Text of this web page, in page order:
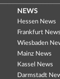
NEWS
Hessen News
Frankfurt News
Wiesbaden
Mainz News
Kassel News
Darmstadt